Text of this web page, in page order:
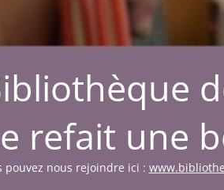
refait une
pouvez nous rejoindre ici :